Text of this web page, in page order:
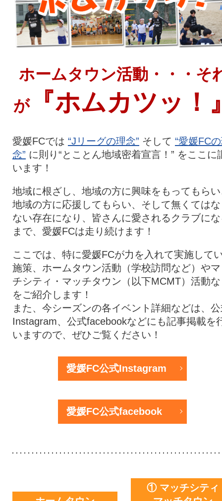
クラブ・会社情報 レディース
スクール 募集中！
スポンサー グッズ
特設ページ
ホームタウン活動・・・そ
が『ホムカツッ！
愛媛FCでは “Jリーグの理念” そして “愛媛FC
念” に則り“とことん地域密着宣言！” をここに
います！
地域に根ざし、地域の方に興味をもってもら
地域の方に応援してもらい、そして無くては
ない存在になり、皆さんに愛されるクラブに
まで、愛媛FCは走り続けます！
ここでは、特に愛媛FCが力を入れて実施して
施策、ホームタウン活動（学校訪問など）や
チシティ・マッチタウン（以下MCMT）活動
をご紹介します！
また、今シーズンの各イベント詳細などは、
Instagram、公式facebookなどにも記事掲載を
いますので、ぜひご覧ください！
愛媛FC公式Instagram
愛媛FC公式facebook
① マッチシティ